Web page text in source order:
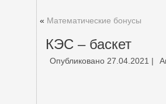
« Математические бонусы
КЭС – баскет
Опубликовано 27.04.2021 |